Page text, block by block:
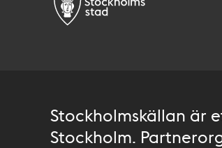
Stockholmskällan är
Stockholm.